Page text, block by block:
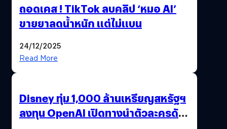
ถอดเคส ! TikTok ลบคลิป ‘หมอ AI’
ขายยาลดน้ำหนัก แต่ไม่แบน
24/12/2025
Read More
Disney ทุ่ม 1,000 ล้านเหรียญสหรัฐฯ
ลงทุน OpenAI เปิดทางนำตัวละครดัง